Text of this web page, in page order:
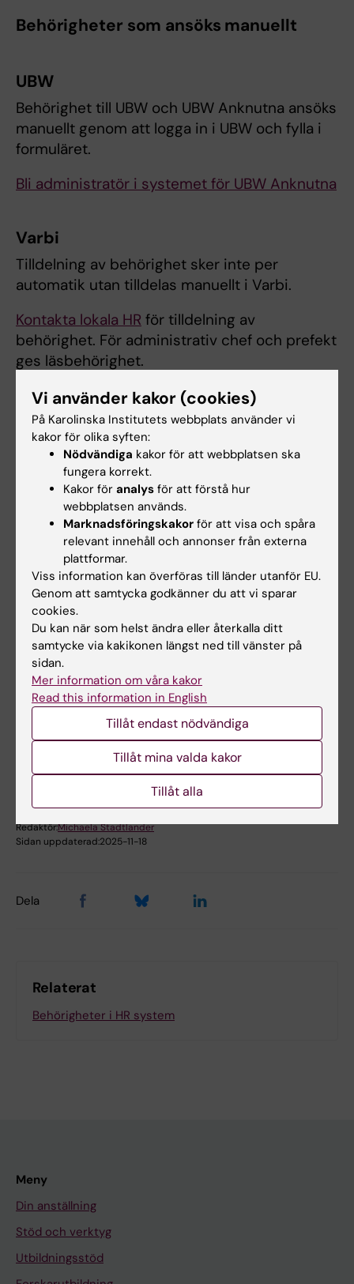
Behörigheter som ansöks manuellt
UBW
Behörighet till UBW och UBW Anknutna ansöks
manuellt genom att logga in i UBW och fylla i
formuläret.
Bli administratör i systemet för UBW Anknutna
Varbi
Tilldelning av behörighet sker inte per
automatik utan tilldelas manuellt i Varbi.
Kontakta lokala HR för tilldelning av
behörighet. För administrativ chef och prefekt
ges läsbehörighet.
Dynamics HR
Tilldelning av behörighet sker inte per
automatik utan tilldelas genom att skapa ett
ärende till IT-support
Vid tekniska frågor kontakta IT-
support
IT-support
Hade du nytta av informationen på denna sida?
No
Louice Andersson
Redaktör:Michaela Stadtlander
Sidan uppdaterad:2025-11-18
Dela
Relaterat
Behörigheter i HR system
Meny
Din anställning
Stöd och verktyg
Utbildningsstöd
Vi använder kakor (cookies)
På Karolinska Institutets webbplats använder vi
kakor för olika syften:
Nödvändiga kakor för att webbplatsen ska
fungera korrekt.
Kakor för analys för att förstå hur
webbplatsen används.
Marknadsföringskakor för att visa och spåra
relevant innehåll och annonser från externa
plattformar.
Viss information kan överföras till länder utanför EU.
Genom att samtycka godkänner du att vi sparar
cookies.
Du kan när som helst ändra eller återkalla ditt
samtycke via kakikonen längst ned till vänster på
sidan.
Mer information om våra kakor
Read this information in English
Tillåt endast nödvändiga
Tillåt mina valda kakor
Tillåt alla